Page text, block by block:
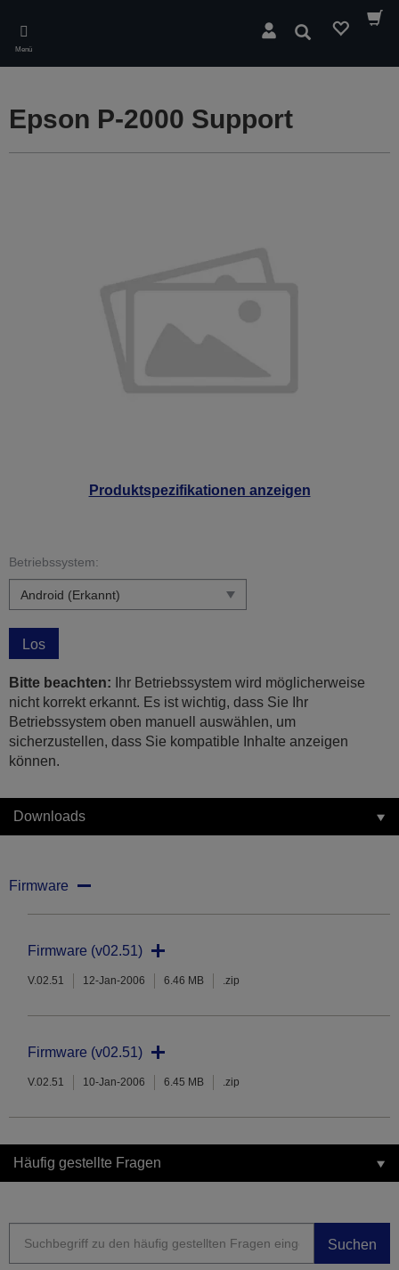
main
content
Menü
Suchen
Produktspezifikationen anzeigen
Epson P-2000 Support
Betriebssystem:
Los
Bitte beachten: Ihr Betriebssystem wird möglicherweise
nicht korrekt erkannt. Es ist wichtig, dass Sie Ihr
Betriebssystem oben manuell auswählen, um
sicherzustellen, dass Sie kompatible Inhalte anzeigen
können.
Downloads
Firmware
Firmware (v02.51)
V.02.51 12-Jan-2006 6.46 MB .zip
Firmware (v02.51)
V.02.51 10-Jan-2006 6.45 MB .zip
Häufig gestellte Fragen
Suchen